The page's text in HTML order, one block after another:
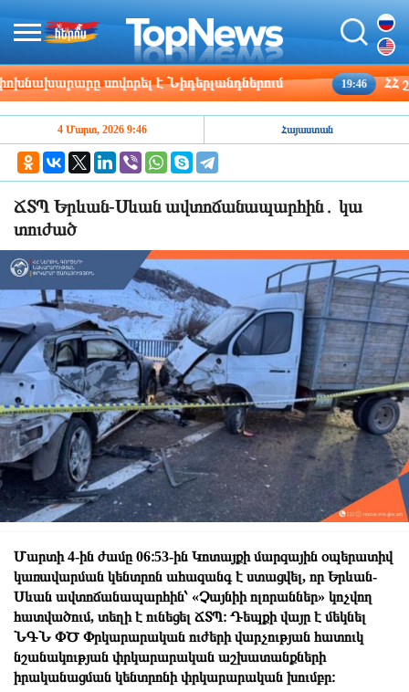
սովորել է Նիդերլանդներում 19:46 ՀՀ
4 Մարտ, 2026 9:46 Հայաստան
ՃՏՊ Երևան-Սևան ավտոճանապարհին․ կա
տուժած
Մարտի 4-ին ժամը 06։53-ին Կոտայքի մարզային օպերատիվ
կառավարման կենտրոն ահազանգ է ստացվել, որ Երևան-
Սևան ավտոճանապարհին՝ «Չայնիի ոլորաններ» կոչվող
հատվածում, տեղի է ունեցել ՃՏՊ։ Դեպքի վայր է մեկնել
ՆԳՆ ՓԾ Փրկարարական ուժերի վարչության հատուկ
նշանակության փրկարարական աշխատանքների
իրականացման կենտրոնի փրկարարական խումբր։